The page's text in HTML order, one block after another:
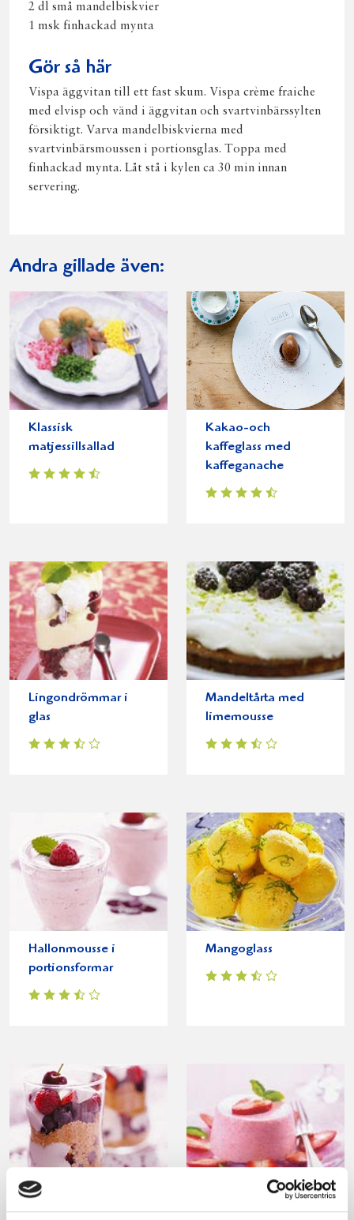
2 dl små mandelbiskvier
1 msk finhackad mynta
Gör så här
Vispa äggvitan till ett fast skum. Vispa crème fraiche
med elvisp och vänd i äggvitan och svartvinbärssylten
försiktigt. Varva mandelbiskvierna med
svartvinbärsmoussen i portionsglas. Toppa med
finhackad mynta. Låt stå i kylen ca 30 min innan
servering.
Andra gillade även:
Klassisk
matjessillsallad
Kakao-och
kaffeglass med
kaffeganache
Lingondrömmar i
glas
Mandeltårta med
limemousse
Hallonmousse i
portionsformar
Mangoglass
Sommardröm Jordgubbsmousse